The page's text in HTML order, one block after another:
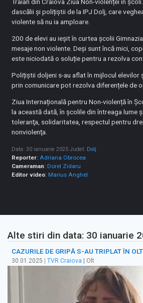
Traian din Craiova Ziua Non-violenței în
dascălii și polițiștii de la IPJ Dolj, care
violente să nu ia amploare.
200 de elevi au ieșit în curtea școlii
mesaje non violente. Deși sunt încă mici,
este niciodată o soluție pentru a rezolva
Polițiștii doljeni s-au aflat în mijlocul elevilor
prin comunicare pot rezolva diferențele de
Ziua Internațională pentru Non-violență în
la această dată, în şcolile din întreaga lume
toleranţa, solidaritatea, respectul pentru
nonviolenţa.
Data: 30 ianuarie 2025 Judet: Dolj
Reporter:Adriana Obrocea
Cameraman: Dorel Zidaru
Editor video: Marius Anghel
Alte stiri din data: 30 ianuarie
CAZURILE DE GRIPĂ S-AU TRIPLAT ÎN OLT
30.01.2025 TVR Craiova | Olt